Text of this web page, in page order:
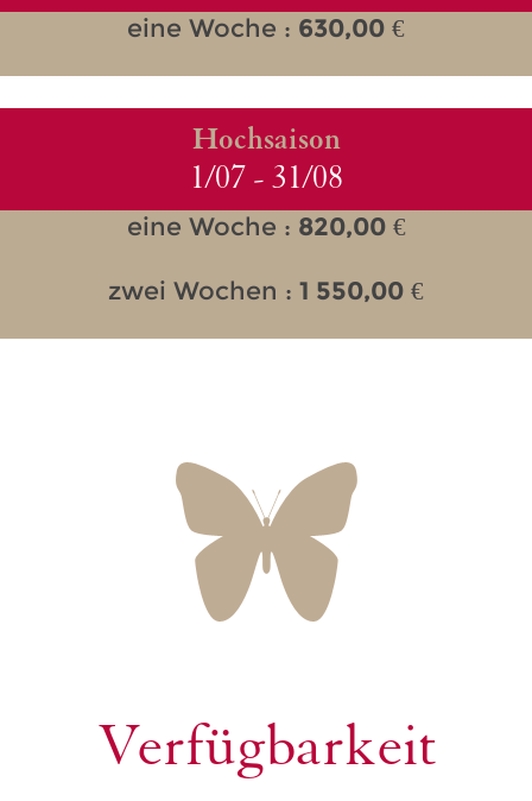
eine Woche : 630,00 €
Hochsaison
1/07 - 31/08
eine Woche : 820,00 €
zwei Wochen : 1 550,00 €
Verfügbarkeit